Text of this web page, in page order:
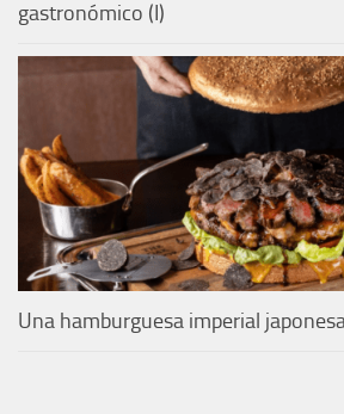
gastronómico (I)
Una hamburguesa imperial